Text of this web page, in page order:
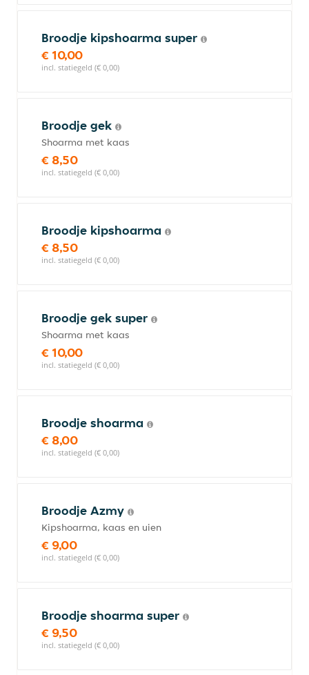
Broodje kipshoarma super
€ 10,00
incl. statiegeld (€ 0,00)
Broodje gek
Shoarma met kaas
€ 8,50
incl. statiegeld (€ 0,00)
Broodje kipshoarma
€ 8,50
incl. statiegeld (€ 0,00)
Broodje gek super
Shoarma met kaas
€ 10,00
incl. statiegeld (€ 0,00)
Broodje shoarma
€ 8,00
incl. statiegeld (€ 0,00)
Broodje Azmy
Kipshoarma, kaas en uien
€ 9,00
incl. statiegeld (€ 0,00)
Broodje shoarma super
€ 9,50
incl. statiegeld (€ 0,00)